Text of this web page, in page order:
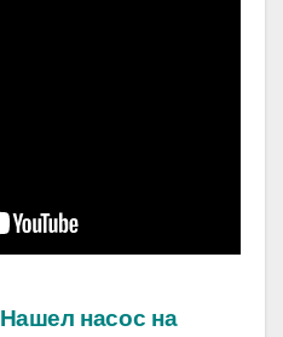
Нашел насос на